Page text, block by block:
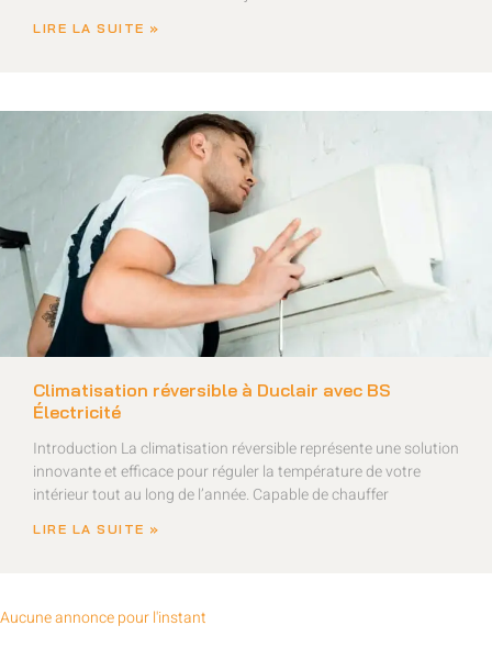
LIRE LA SUITE »
Climatisation réversible à Duclair avec BS
Électricité
Introduction La climatisation réversible représente une solution
innovante et efficace pour réguler la température de votre
intérieur tout au long de l’année. Capable de chauffer
LIRE LA SUITE »
Aucune annonce pour l'instant